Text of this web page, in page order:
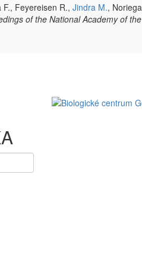
Feyereisen R., Jindra M., Noriega
of the National Academy of the